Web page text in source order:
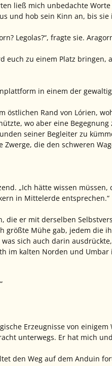
ließ mich unbedachte
und hob sein Kinn an, bis
Legolas?“, fragte sie.
zu einem Platz bringen,
in einem der
östlichen Rand von Lórien,
wo aber eine Begegnung
seiner Begleiter zu
die den schweren
„Ich hätte wissen
in Mittelerde entsprechen.“
die er mit derselben
größte Mühe gab, jedem die
sich auch darin
im kalten Norden und Umbar
Erzeugnisse von
unterwegs. Er hat mich
den Weg auf dem Anduin